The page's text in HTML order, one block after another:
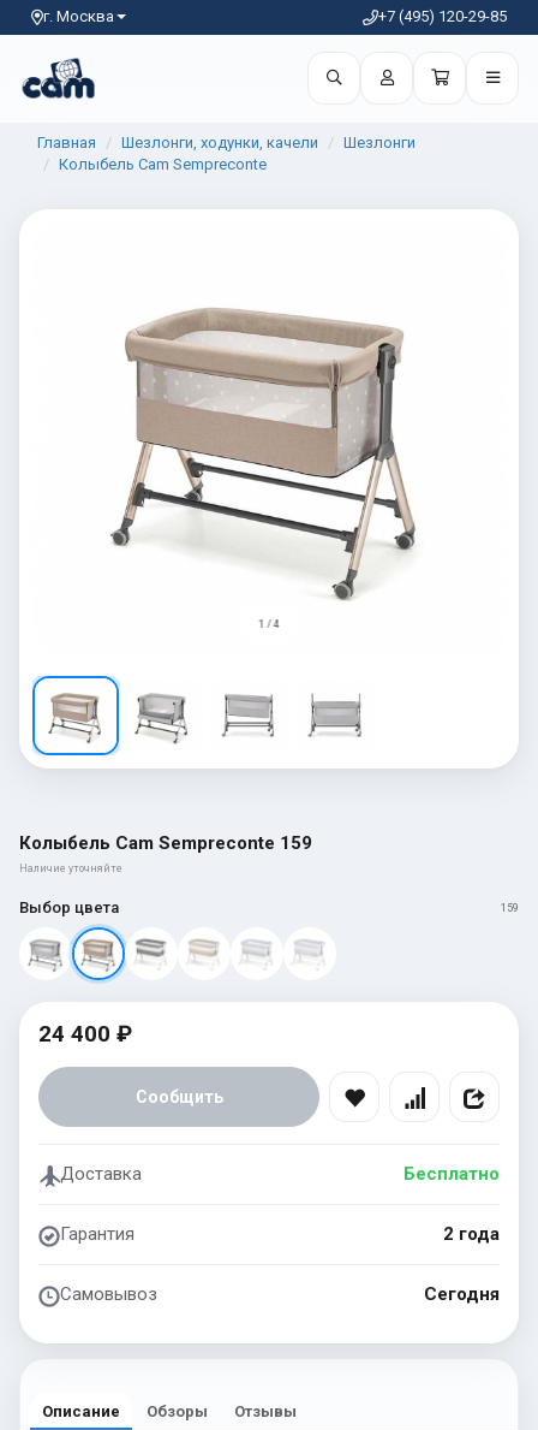
г. Москва +7 (495) 120-29-85
Главная Шезлонги, ходунки, качели
Шезлонги
Колыбель Cam Sempreconte
1 / 4
Колыбель Cam Sempreconte 159
Наличие уточняйте
Выбор цвета 159
24 400 ₽
Сообщить
Доставка Бесплатно
Гарантия 2 года
Самовывоз Сегодня
Описание Обзоры Отзывы